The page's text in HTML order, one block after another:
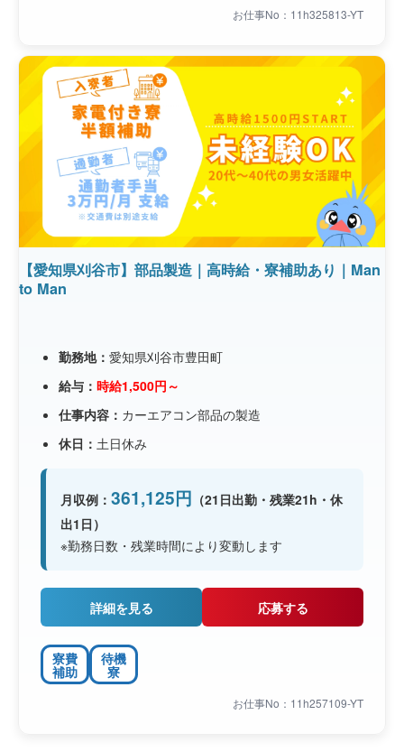
お仕事No：11h325813-YT
【愛知県刈谷市】部品製造｜高時給・寮補助あり｜Man
to Man
勤務地： 愛知県刈谷市豊田町
給与： 時給1,500円～
仕事内容： カーエアコン部品の製造
休日： 土日休み
月収例： 361,125円 （21日出勤・残業21h・休
出1日）
※勤務日数・残業時間により変動します
詳細を見る 応募する
寮費
補助
待機
寮
お仕事No：11h257109-YT